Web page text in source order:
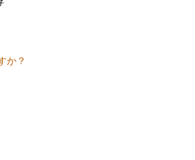
か？